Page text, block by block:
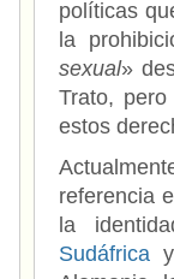
políticas
la
sexual»
Trato,
estos
referencia
la
Sudáfrica